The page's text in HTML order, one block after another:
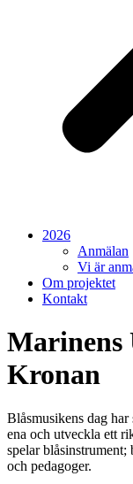
2026
Anmälan
Vi är
Om projektet
Kontakt
Marinens
Kronan
Blåsmusikens dag
ena och utveckla ett
spelar
och pedagoger.